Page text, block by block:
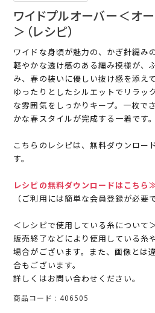
ワイドプルオーバー＜オ
＞（レシピ）
ワイドな身頃が魅力の、かぎ針編み
軽やかな透け感のある編み模様が、
み、春の装いに優しい抜け感を添えて
ゆったりとしたシルエットでリラッ
な雰囲気をしっかりキープ。一枚で
かな春スタイルが完成する一着です。
こちらのレシピは、無料ダウンロー
す。
レシピの無料ダウンロードはこちら
（ご利用には簡単な会員登録が必要で
＜レシピで使用している糸について
販売終了などにより使用している糸
場合がございます。また、画像とは
合もございます。
詳しくはお問い合わせください。
商品コード 406505